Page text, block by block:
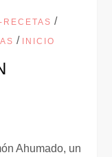
RECETAS /
/ INICIO
Ahumado, un